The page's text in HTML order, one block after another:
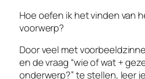
Hoe oefen ik het vinden van
voorwerp?
Door veel met
en de vraag “wie of wat +
onderwerp?” te stellen, leer